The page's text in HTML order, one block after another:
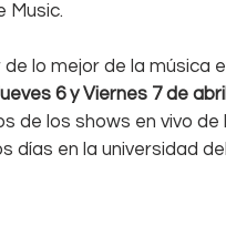
Music.
lo mejor de la música
6 y Viernes 7 de abril
de los shows en vivo de
en la universidad